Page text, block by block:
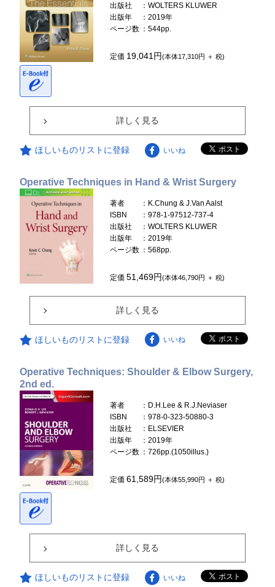
出版社
：WOLTERS KLUWER
出版年
：2019年
ページ数 ：544pp.
定価 19,041円(本体17,310円 ＋ 税)
詳しく見る
ほしいものリストに登録 いいね
Operative Techniques in Hand & Wrist Surgery
著者
：K.Chung & J.Van Aalst
ISBN
：978-1-97512-737-4
出版社
：WOLTERS KLUWER
出版年
：2019年
ページ数 ：568pp.
定価51,469円(本体46,790円 ＋ 税)
詳しく見る
ほしいものリストに登録 いいね
Operative Techniques: Shoulder & Elbow Surgery,
2nd ed.
著者
：D.H.Lee & R.J.Neviaser
ISBN
：978-0-323-50880-3
出版社
：ELSEVIER
出版年
：2019年
ページ数 ：726pp.(1050illus.)
定価61,589円(本体55,990円 ＋ 税)
詳しく見る
ほしいものリストに登録 いいね